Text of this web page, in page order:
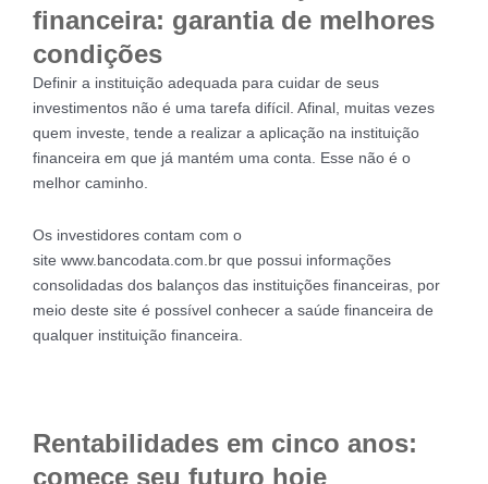
financeira: garantia de melhores
condições
Definir a instituição adequada para cuidar de seus
investimentos não é uma tarefa difícil. Afinal, muitas vezes
quem investe, tende a realizar a aplicação na instituição
financeira em que já mantém uma conta. Esse não é o
melhor caminho.
Os investidores contam com o
site www.bancodata.com.br que possui informações
consolidadas dos balanços das instituições financeiras, por
meio deste site é possível conhecer a saúde financeira de
qualquer instituição financeira.
Rentabilidades em cinco anos:
comece seu futuro hoje